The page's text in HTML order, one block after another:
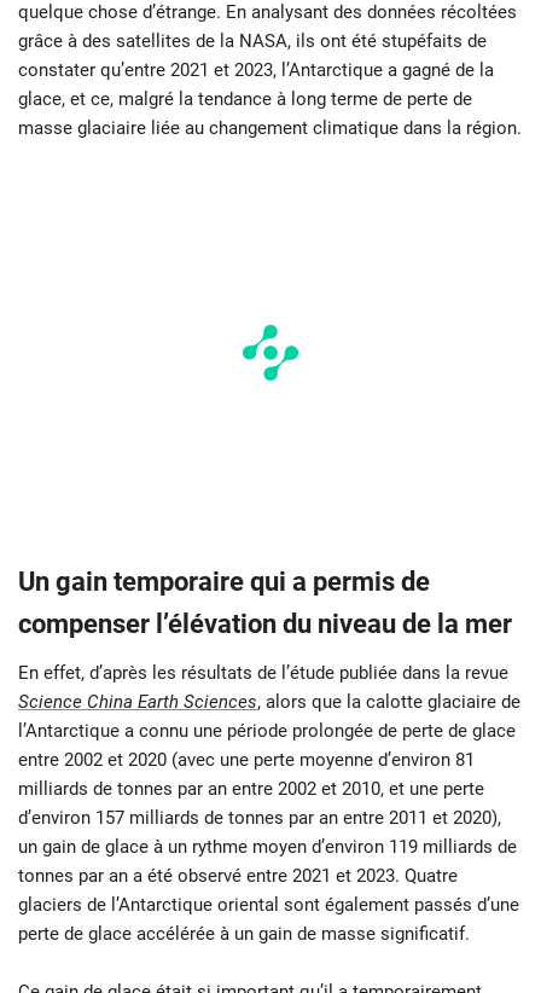
quelque chose d’étrange. En analysant des données récoltées
grâce à des satellites de la NASA, ils ont été stupéfaits de
constater qu’entre 2021 et 2023, l’Antarctique a gagné de la
glace, et ce, malgré la tendance à long terme de perte de
masse glaciaire liée au changement climatique dans la région.
Un gain temporaire qui a permis de
compenser l’élévation du niveau de la mer
En effet, d’après les résultats de l’étude publiée dans la revue
Science China Earth Sciences, alors que la calotte glaciaire de
l’Antarctique a connu une période prolongée de perte de glace
entre 2002 et 2020 (avec une perte moyenne d’environ 81
milliards de tonnes par an entre 2002 et 2010, et une perte
d’environ 157 milliards de tonnes par an entre 2011 et 2020),
un gain de glace à un rythme moyen d’environ 119 milliards de
tonnes par an a été observé entre 2021 et 2023. Quatre
glaciers de l’Antarctique oriental sont également passés d’une
perte de glace accélérée à un gain de masse significatif.